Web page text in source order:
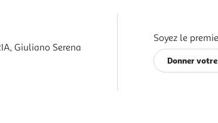
Giuliano Serena
Soyez le
Donner